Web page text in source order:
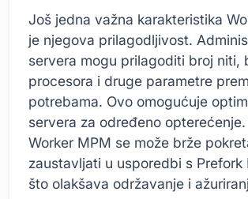
Još jedna važna karakteristika
je njegova prilagodljivost.
servera mogu prilagoditi broj niti,
procesora i druge parametre
potrebama. Ovo omogućuje
servera za određeno opterećenje.
Worker MPM se može brže
zaustavljati u usporedbi s Prefork
što olakšava održavanje i